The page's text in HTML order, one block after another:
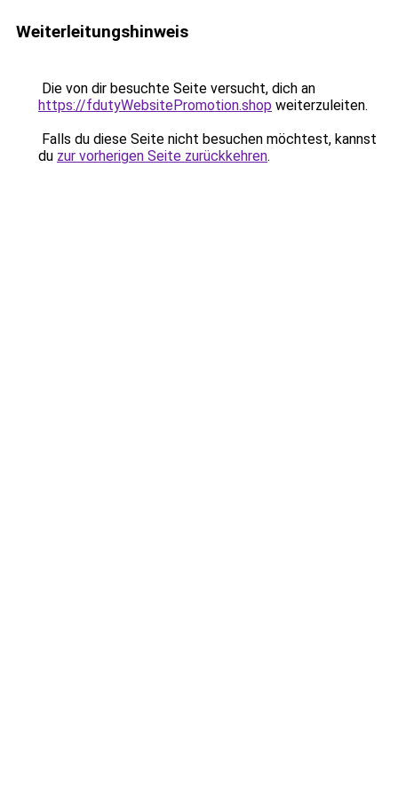
Weiterleitungshinweis
Die von dir besuchte Seite versucht, dich an
https://fdutyWebsitePromotion.shop weiterzuleiten.
Falls du diese Seite nicht besuchen möchtest, kannst
du zur vorherigen Seite zurückkehren.